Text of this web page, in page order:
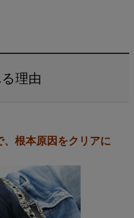
理由
根本原因をクリアに